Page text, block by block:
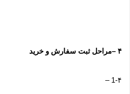
۴ –مراحل ثبت سفارش و خرید
1-۴ –